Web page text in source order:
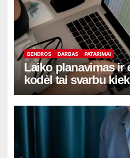
BENDROS DARBAS PATARIMAI
Laiko planavimas ir
kodėl tai svarbu
verslininkui